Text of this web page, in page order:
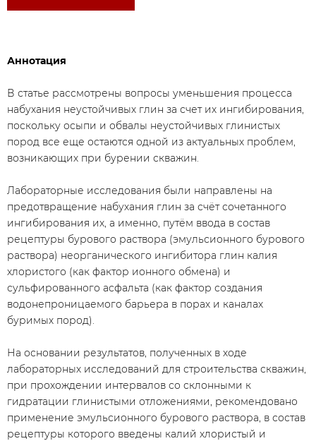
Аннотация
В статье рассмотрены вопросы уменьшения процесса
набухания неустойчивых глин за счет их ингибирования,
поскольку осыпи и обвалы неустойчивых глинистых
пород все еще остаются одной из актуальных проблем,
возникающих при бурении скважин.
Лабораторные исследования были направлены на
предотвращение набухания глин за счёт сочетанного
ингибирования их, а именно, путём ввода в состав
рецептуры бурового раствора (эмульсионного бурового
раствора) неорганического ингибитора глин калия
хлористого (как фактор ионного обмена) и
сульфированного асфальта (как фактор создания
водонепроницаемого барьера в порах и каналах
буримых пород).
На основании результатов, полученных в ходе
лабораторных исследований для строительства скважин,
при прохождении интервалов со склонными к
гидратации глинистыми отложениями, рекомендовано
применение эмульсионного бурового раствора, в состав
рецептуры которого введены калий хлористый и